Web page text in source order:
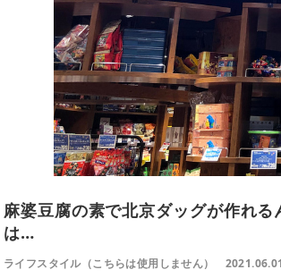
麻婆豆腐の素で北京ダッグが作れ
は…
ライフスタイル（こちらは使用しません）